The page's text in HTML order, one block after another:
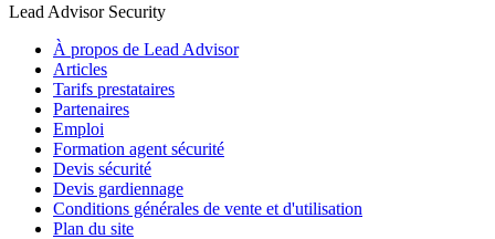
Lead Advisor Security
À propos de Lead Advisor
Articles
Tarifs prestataires
Partenaires
Emploi
Formation agent sécurité
Devis sécurité
Devis gardiennage
Conditions générales de vente et d'utilisation
Plan du site